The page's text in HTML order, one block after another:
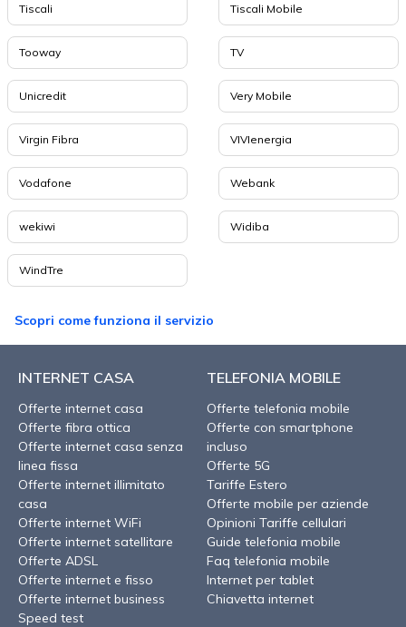
Tiscali Tiscali Mobile
Tooway TV
Unicredit Very Mobile
Virgin Fibra VIVIenergia
Vodafone Webank
wekiwi Widiba
WindTre
Scopri come funziona il servizio
INTERNET CASA
Offerte internet casa
Offerte fibra ottica
Offerte internet casa senza
linea fissa
Offerte internet illimitato
casa
Offerte internet WiFi
Offerte internet satellitare
Offerte ADSL
Offerte internet e fisso
Offerte internet business
Speed test
TELEFONIA MOBILE
Offerte telefonia mobile
Offerte con smartphone
incluso
Offerte 5G
Tariffe Estero
Offerte mobile per aziende
Opinioni Tariffe cellulari
Guide telefonia mobile
Faq telefonia mobile
Internet per tablet
Chiavetta internet